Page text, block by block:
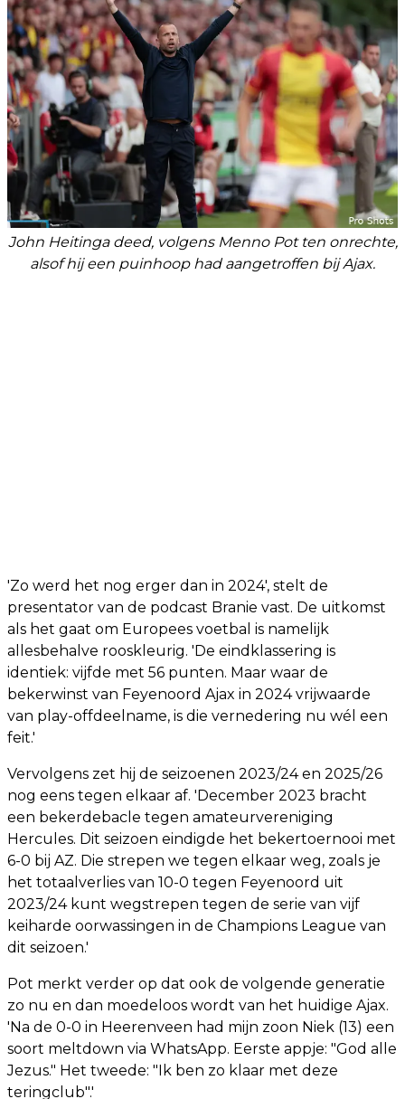
John Heitinga deed, volgens Menno Pot ten onrechte,
alsof hij een puinhoop had aangetroffen bij Ajax.
'Zo werd het nog erger dan in 2024', stelt de
presentator van de podcast Branie vast. De uitkomst
als het gaat om Europees voetbal is namelijk
allesbehalve rooskleurig. 'De eindklassering is
identiek: vijfde met 56 punten. Maar waar de
bekerwinst van Feyenoord Ajax in 2024 vrijwaarde
van play-offdeelname, is die vernedering nu wél een
feit.'
Vervolgens zet hij de seizoenen 2023/24 en 2025/26
nog eens tegen elkaar af. 'December 2023 bracht
een bekerdebacle tegen amateurvereniging
Hercules. Dit seizoen eindigde het bekertoernooi met
6-0 bij AZ. Die strepen we tegen elkaar weg, zoals je
het totaalverlies van 10-0 tegen Feyenoord uit
2023/24 kunt wegstrepen tegen de serie van vijf
keiharde oorwassingen in de Champions League van
dit seizoen.'
Pot merkt verder op dat ook de volgende generatie
zo nu en dan moedeloos wordt van het huidige Ajax.
'Na de 0-0 in Heerenveen had mijn zoon Niek (13) een
soort meltdown via WhatsApp. Eerste appje: "God alle
Jezus." Het tweede: "Ik ben zo klaar met deze
teringclub".'